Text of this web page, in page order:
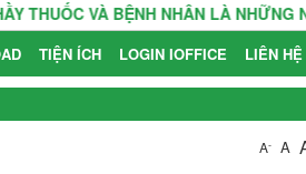
VÀ BỆNH NHÂN LÀ NHỮNG
TIỆN ÍCH LOGIN IOFFICE LIÊN HỆ
A- A